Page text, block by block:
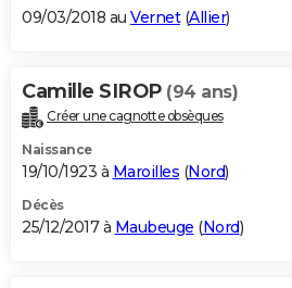
09/03/2018 au Vernet(Allier)
Camille SIROP (94 ans)
Créer une cagnotte obsèques
Naissance
19/10/1923 à Maroilles (Nord)
Décès
25/12/2017 à Maubeuge (Nord)